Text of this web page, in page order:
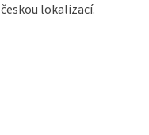
lokalizací.